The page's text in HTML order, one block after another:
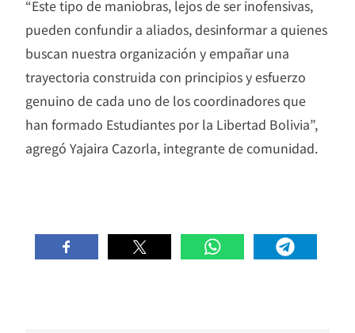
“Este tipo de maniobras, lejos de ser inofensivas,
pueden confundir a aliados, desinformar a quienes
buscan nuestra organización y empañar una
trayectoria construida con principios y esfuerzo
genuino de cada uno de los coordinadores que
han formado Estudiantes por la Libertad Bolivia”,
agregó Yajaira Cazorla, integrante de comunidad.